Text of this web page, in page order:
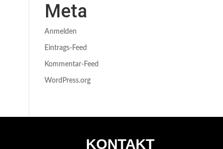
Meta
Anmelden
Eintrags-Feed
Kommentar-Feed
WordPress.org
KONTAKT